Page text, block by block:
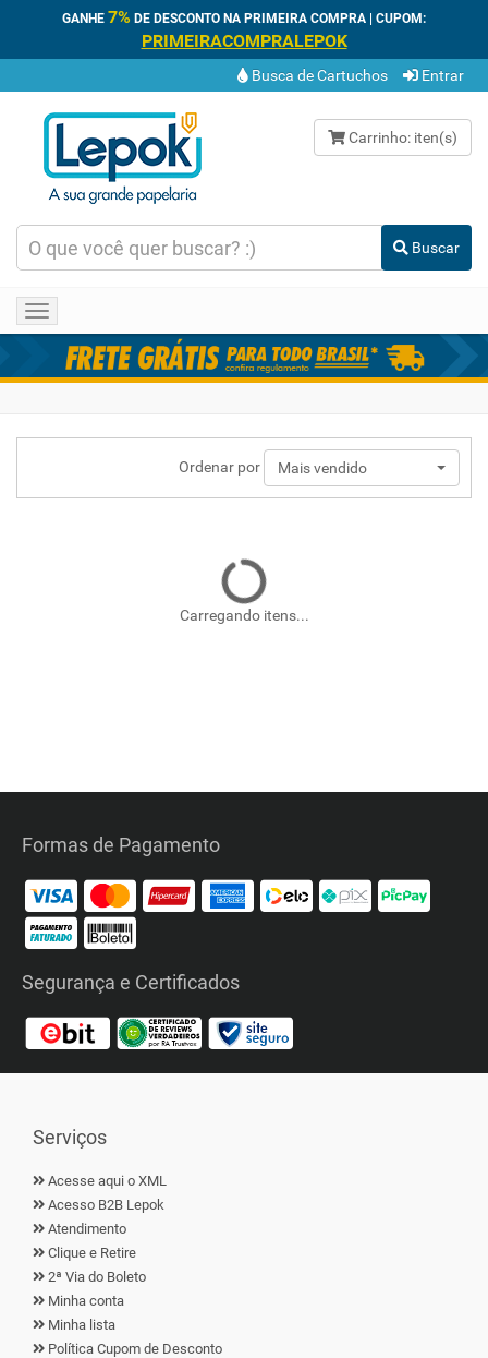
GANHE 7% DE DESCONTO NA PRIMEIRA COMPRA | CUPOM:
PRIMEIRACOMPRALEPOK
Busca de Cartuchos Entrar
Carrinho: iten(s)
Buscar
Toggle
navigation
Ordenar por Mais vendido
Carregando itens...
Formas de Pagamento
Segurança e Certificados
Serviços
Acesse aqui o XML
Acesso B2B Lepok
Atendimento
Clique e Retire
2ª Via do Boleto
Minha conta
Minha lista
Política Cupom de Desconto